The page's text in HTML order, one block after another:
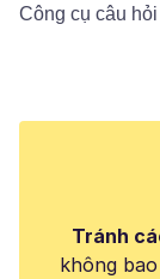
Công cụ câu hỏi
Tránh
không